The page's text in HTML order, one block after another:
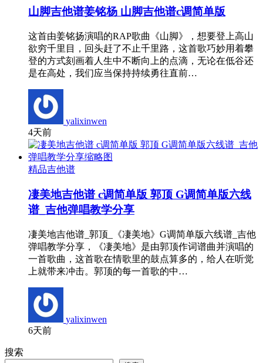
山脚吉他谱姜铭杨 山脚吉他谱c调简单版
这首由姜铭扬演唱的RAP歌曲《山脚》，想要登上高山
欲穷千里目，回头赶了不止千里路，这首歌巧妙用着攀
登的方式刻画着人生中不断向上的点滴，无论在低谷还
是在高处，我们应当保持持续勇往直前…
yalixinwen
4天前
精品吉他谱
凄美地吉他谱 c调简单版 郭顶 G调简单版六线
谱_吉他弹唱教学分享
凄美地吉他谱_郭顶_《凄美地》G调简单版六线谱_吉他
弹唱教学分享，《凄美地》是由郭顶作词谱曲并演唱的
一首歌曲，这首歌在情歌里的鼓点算多的，给人在听觉
上就带来冲击。郭顶的每一首歌的中…
yalixinwen
6天前
搜索